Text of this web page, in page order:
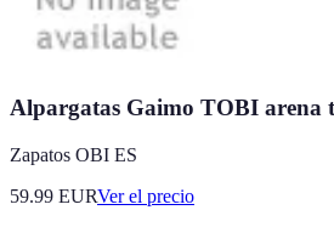
Alpargatas Gaimo TOBI arena
Zapatos OBI ES
59.99 EURVer el precio